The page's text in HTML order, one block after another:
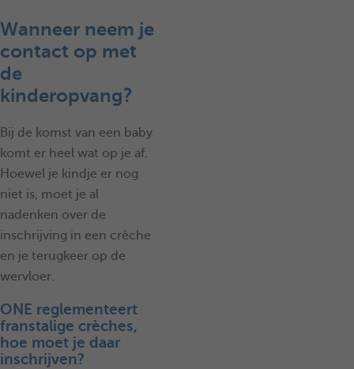
Wanneer neem je
contact op met
de
kinderopvang?
Bij de komst van een baby
komt er heel wat op je af.
Hoewel je kindje er nog
niet is, moet je al
nadenken over de
inschrijving in een crèche
en je terugkeer op de
wervloer.
ONE reglementeert
franstalige crèches,
hoe moet je daar
inschrijven?